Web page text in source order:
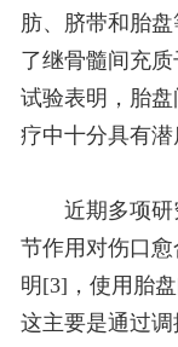
肪、脐带和胎
了继骨髓间充
试验表明，胎
疗中十分具有潜
近期多项
节作用对伤口
明[3]，使用胎
这主要是通过